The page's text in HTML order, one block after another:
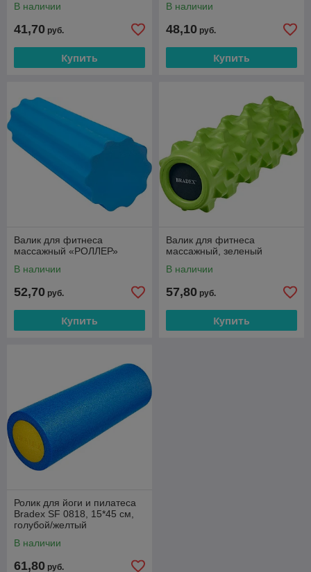
В наличии
41,70 руб.
Купить
В наличии
48,10 руб.
Купить
Валик для фитнеса
массажный «РОЛЛЕР»
В наличии
52,70 руб.
Купить
Валик для фитнеса
массажный, зеленый
В наличии
57,80 руб.
Купить
Ролик для йоги и пилатеса
Bradex SF 0818, 15*45 см,
голубой/желтый
В наличии
61,80 руб.